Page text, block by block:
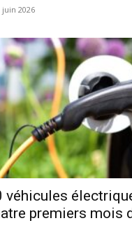
juin 2026
véhicules
premiers mois